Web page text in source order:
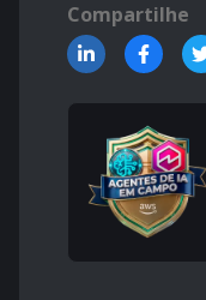
Compartilhe